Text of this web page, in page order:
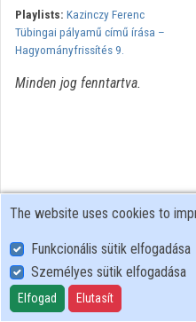
Playlists: Kazinczy Ferenc
Tübingai pályamű című írása –
Hagyományfrissítés 9.
Minden jog fenntartva.
User Policy
Adatkezelési tájékoztató (en)
Cookie Policy
The website uses cookies to
Funkcionális sütik elfogadása
Személyes sütik elfogadása
Elfogad Elutasít